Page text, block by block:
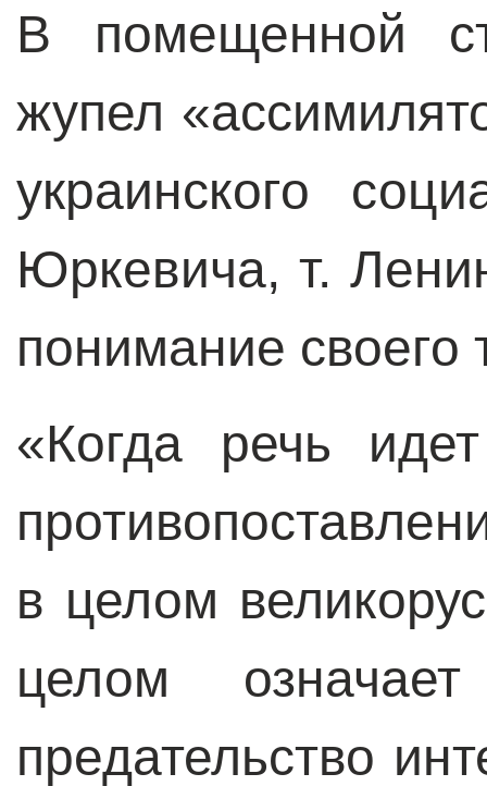
В помещенной
жупел
украинского
Юркевича, т.
понимание своего
«Когда речь
в целом
целом
предательство